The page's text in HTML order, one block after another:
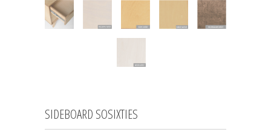
SIDEBOARD SOSIXTIES